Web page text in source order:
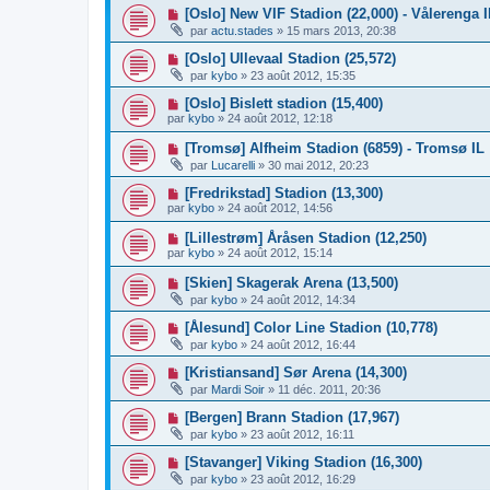
[Oslo] New VIF Stadion (22,000) - Vålerenga
par actu.stades » 15 mars 2013, 20:38
[Oslo] Ullevaal Stadion (25,572)
par kybo » 23 août 2012, 15:35
[Oslo] Bislett stadion (15,400)
par kybo » 24 août 2012, 12:18
[Tromsø] Alfheim Stadion (6859) - Tromsø IL
par Lucarelli » 30 mai 2012, 20:23
[Fredrikstad] Stadion (13,300)
par kybo » 24 août 2012, 14:56
[Lillestrøm] Åråsen Stadion (12,250)
par kybo » 24 août 2012, 15:14
[Skien] Skagerak Arena (13,500)
par kybo » 24 août 2012, 14:34
[Ålesund] Color Line Stadion (10,778)
par kybo » 24 août 2012, 16:44
[Kristiansand] Sør Arena (14,300)
par Mardi Soir » 11 déc. 2011, 20:36
[Bergen] Brann Stadion (17,967)
par kybo » 23 août 2012, 16:11
[Stavanger] Viking Stadion (16,300)
par kybo » 23 août 2012, 16:29